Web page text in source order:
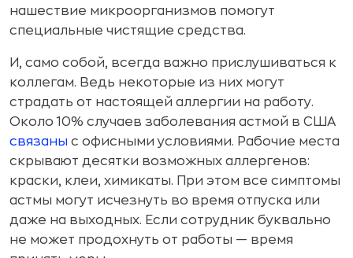
нашествие микроорганизмов помогут
специальные чистящие средства.
И, само собой, всегда важно прислушиваться к
коллегам. Ведь некоторые из них могут
страдать от настоящей аллергии на работу.
Около 10% случаев заболевания астмой в США
связаны с офисными условиями. Рабочие места
скрывают десятки возможных аллергенов:
краски, клеи, химикаты. При этом все симптомы
астмы могут исчезнуть во время отпуска или
даже на выходных. Если сотрудник буквально
не может продохнуть от работы — время